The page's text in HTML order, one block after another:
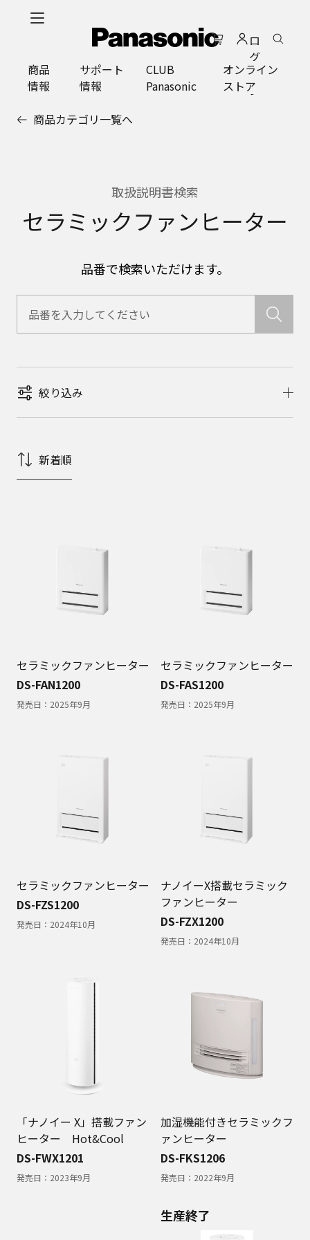
ロ
グ
イ
ン
商品
情報
サポート
情報
CLUB
Panasonic
オンライン
ストア
商品カテゴリ一覧へ
取扱説明書検索
セラミックファンヒーター
品番で検索いただけます。
絞り込み
新着順
セラミックファンヒーター
DS-FAN1200
発売日： 2025年9月
セラミックファンヒーター
DS-FAS1200
発売日： 2025年9月
セラミックファンヒーター
DS-FZS1200
発売日： 2024年10月
ナノイーX搭載セラミック
ファンヒーター
DS-FZX1200
発売日： 2024年10月
「ナノイー X」搭載ファン
ヒーター Hot&Cool
DS-FWX1201
発売日： 2023年9月
加湿機能付きセラミックフ
ァンヒーター
DS-FKS1206
発売日： 2022年9月
生産終了